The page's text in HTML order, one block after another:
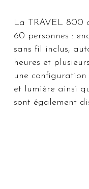
La TRAVEL 800
60 personnes :
sans fil inclus,
heures et
une configuration
et lumière ainsi
sont également